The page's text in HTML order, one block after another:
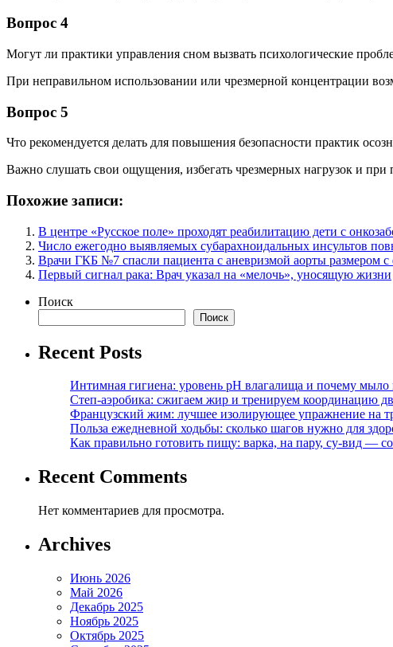
Вопрос 4
Могут ли практики управления сном вызвать психологические
При неправильном использовании или чрезмерной концентрации
Вопрос 5
Что рекомендуется делать для повышения безопасности практик
Важно слушать свои ощущения, избегать чрезмерных нагрузок и
Похожие записи:
В центре «Русское поле» проходят реабилитацию дети с
Число ежегодно выявляемых субарахноидальных инсультов
Врачи ГКБ №7 спасли пациента с аневризмой аорты размером
Первый сигнал рака: Врач указал на «мелочь», уносящую жизни
Поиск
Поиск
Recent Posts
Интимная гигиена: уровень pH влагалища и почему мыло
Степ-аэробика: сжигаем жир и тренируем координацию
Французский жим: лучшее изолирующее упражнение на
Польза ежедневной ходьбы: сколько шагов нужно для
Как правильно готовить пищу: варка, на пару, су-вид —
Recent Comments
Нет комментариев для просмотра.
Archives
Июнь 2026
Май 2026
Декабрь 2025
Ноябрь 2025
Октябрь 2025